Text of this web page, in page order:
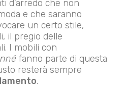
d’arredo che non
e che saranno
un certo stile,
il pregio delle
I mobili con
fanno parte di questa
resterà sempre
.